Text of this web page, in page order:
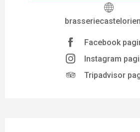
Facebook
Instagram
Tripadvisor